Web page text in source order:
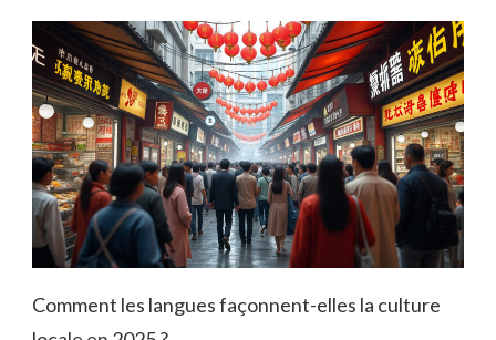
Comment les langues façonnent-elles la culture